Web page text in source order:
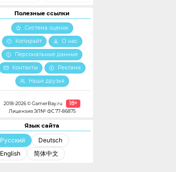
Полезные ссылки
Система оценок
Копирайт
О нас
Персональные данные
Контакты
Реклама
Наши друзья
2018-2026 © GamerBay.ru 18+
Лицензия ЭЛ№ ФС 77-86875
Язык сайта
Русский
Deutsch
English
简体中文